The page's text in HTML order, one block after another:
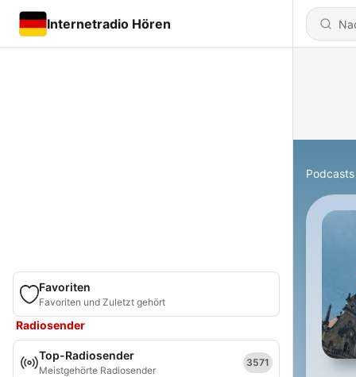
Internetradio Hören
Favoriten
Favoriten und Zuletzt gehört
Radiosender
Top-Radiosender
Meistgehörte Radiosender
3571
Podcasts